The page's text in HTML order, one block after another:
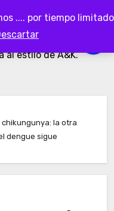
.... por tiempo limitado
al estilo de A&K.
la otra
dengue sigue